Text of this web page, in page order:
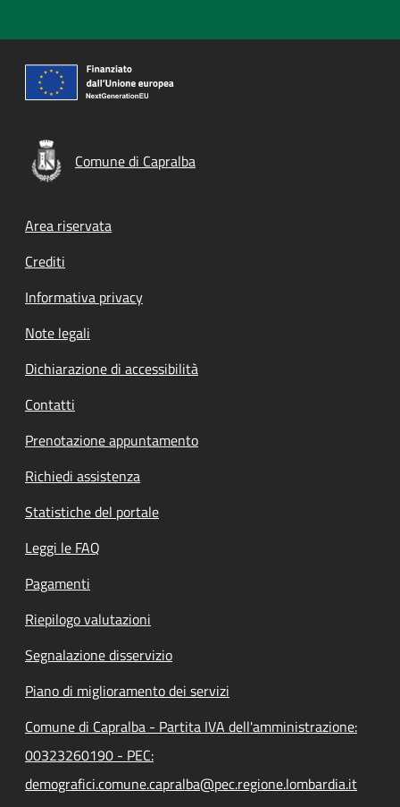
Comune di Capralba
Footer menu
Area riservata
Crediti
Informativa privacy
Note legali
Dichiarazione di accessibilità
Contatti
Prenotazione appuntamento
Richiedi assistenza
Statistiche del portale
Leggi le FAQ
Pagamenti
Riepilogo valutazioni
Segnalazione disservizio
Piano di miglioramento dei servizi
Comune di Capralba - Partita IVA dell'amministrazione:
00323260190 - PEC:
demografici.comune.capralba@pec.regione.lombardia.it